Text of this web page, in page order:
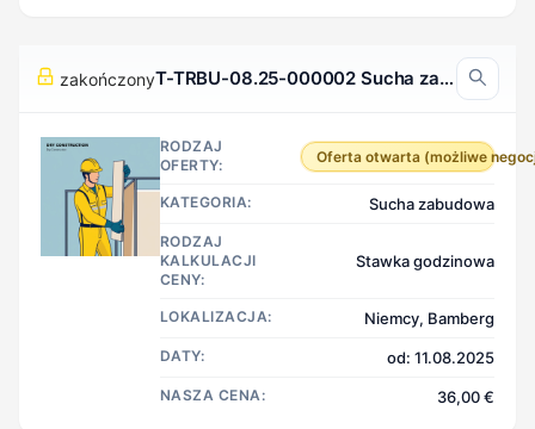
zakończony T-TRBU-08.25-000002 Sucha zabudowa, Bamberg Niemcy
RODZAJ
OFERTY:
Oferta otwarta (możliwe
KATEGORIA: Sucha zabudowa
RODZAJ
KALKULACJI
CENY:
Stawka godzinowa
LOKALIZACJA: Niemcy, Bamberg
DATY: od: 11.08.2025
NASZA CENA: 36,00 €